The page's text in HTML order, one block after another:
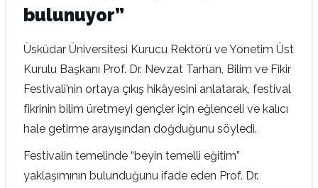
bulunuyor”
Üsküdar Üniversitesi Kurucu Rektörü ve Yönetim Üst
Kurulu Başkanı Prof. Dr. Nevzat Tarhan, Bilim ve Fikir
Festivali’nin ortaya çıkış hikâyesini anlatarak, festival
fikrinin bilim üretmeyi gençler için eğlenceli ve kalıcı
hale getirme arayışından doğduğunu söyledi.
Festivalin temelinde “beyin temelli eğitim”
yaklaşımının bulunduğunu ifade eden Prof. Dr.